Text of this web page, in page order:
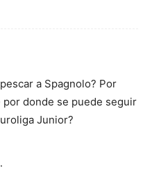
a Spagnolo? Por
donde se puede seguir
Junior?